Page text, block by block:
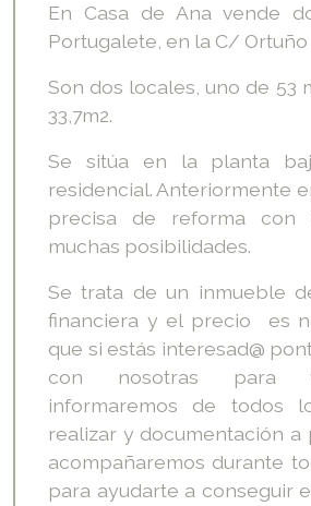
En Casa de Ana vende
Portugalete, en la C/ Ortuño
Son dos locales, uno de 53
33,7m2.
Se sitúa en la planta
residencial. Anteriormente
precisa de reforma
muchas posibilidades.
Se trata de un inmueble
financiera y el precio es
que si estás interesad@
con nosotras para
informaremos de todos
realizar y documentación a
acompañaremos durante
para ayudarte a conseguir